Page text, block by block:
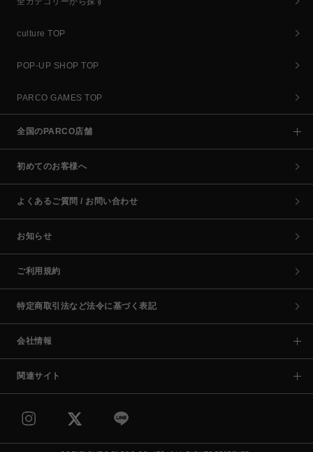
culture TOP
POP-UP SHOP TOP
PARCO GAMES TOP
全国のPARCO店舗
初めてのお客様へ
よくあるご質問 / お問い合わせ
お知らせ
ご利用規約
特定商取引法など法令に基づく表記
会社情報
関連サイト